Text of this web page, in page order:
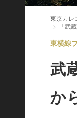
東京カレ
「武
東横線
武
か